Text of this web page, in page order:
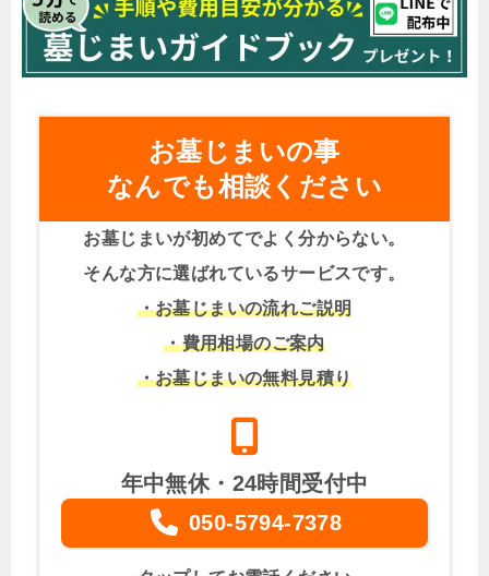
お墓じまいの事
なんでも相談ください
お墓じまいが初めてでよく分からない。
そんな方に選ばれているサービスです。
・お墓じまいの流れご説明
・費用相場のご案内
・お墓じまいの無料見積り
年中無休・24時間受付中
050-5794-7378